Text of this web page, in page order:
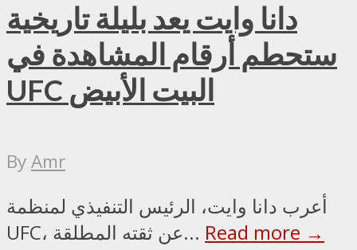
دانا وايت يعد بليلة تاريخية
ستحطم أرقام المشاهدة في
UFC البيت الأبيض
ByAmr
أعرب دانا وايت، الرئيس التنفيذي لمنظمة
UFC، عن ثقته المطلقة... Read more →